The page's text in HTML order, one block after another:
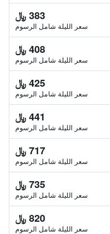
383 ﷼
سعر الليلة شامل الرسوم
408 ﷼
سعر الليلة شامل الرسوم
425 ﷼
سعر الليلة شامل الرسوم
441 ﷼
سعر الليلة شامل الرسوم
717 ﷼
سعر الليلة شامل الرسوم
735 ﷼
سعر الليلة شامل الرسوم
820 ﷼
سعر الليلة شامل الرسوم